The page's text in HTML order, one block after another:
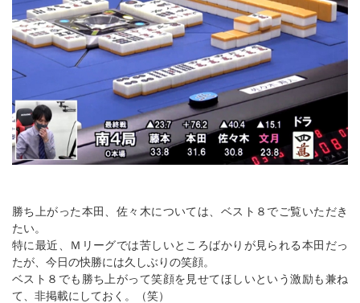
勝ち上がった本田、佐々木については、ベスト８でご覧いただき
たい。
特に最近、Ｍリーグでは苦しいところばかりが見られる本田だっ
たが、今日の快勝には久しぶりの笑顔。
ベスト８でも勝ち上がって笑顔を見せてほしいという激励も兼ね
て、非掲載にしておく。（笑）